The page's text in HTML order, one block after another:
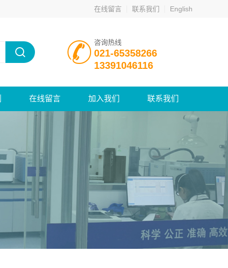
在线留言 联系我们 English
咨询热线
021-65358266
13391046116
在线留言 加入我们 联系我们